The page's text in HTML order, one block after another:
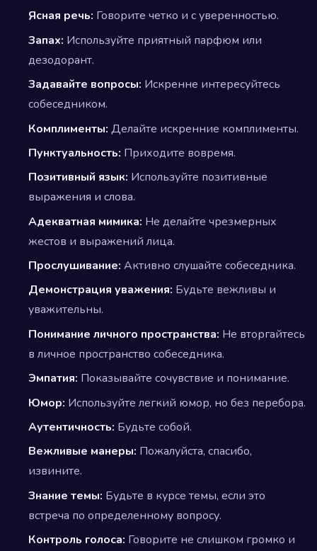
Ясная речь: Говорите четко и с уверенностью.
Запах: Используйте приятный парфюм или
дезодорант.
Задавайте вопросы: Искренне интересуйтесь
собеседником.
Комплименты: Делайте искренние комплименты.
Пунктуальность: Приходите вовремя.
Позитивный язык: Используйте позитивные
выражения и слова.
Адекватная мимика: Не делайте чрезмерных
жестов и выражений лица.
Прослушивание: Активно слушайте собеседника.
Демонстрация уважения: Будьте вежливы и
уважительны.
Понимание личного пространства: Не вторгайтесь
в личное пространство собеседника.
Эмпатия: Показывайте сочувствие и понимание.
Юмор: Используйте легкий юмор, но без перебора.
Аутентичность: Будьте собой.
Вежливые манеры: Пожалуйста, спасибо,
извините.
Знание темы: Будьте в курсе темы, если это
встреча по определенному вопросу.
Контроль голоса: Говорите не слишком громко и